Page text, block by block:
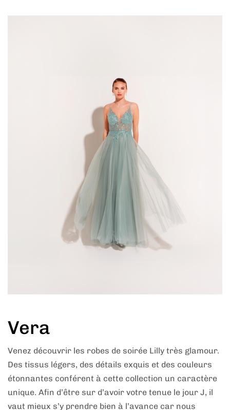
Vera
Venez découvrir les robes de soirée Lilly très glamour.
Des tissus légers, des détails exquis et des couleurs
étonnantes conférent à cette collection un caractère
unique. Afin d’être sur d’avoir votre tenue le jour J, il
vaut mieux s’y prendre bien à l’avance car nous